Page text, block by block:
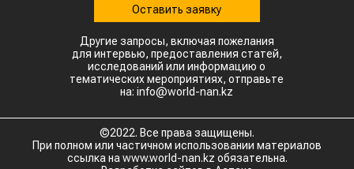
Оставить заявку
Другие запросы, включая пожелания
для интервью, предоставления статей,
исследований или информацию о
тематических мероприятиях, отправьте
на: info@world-nan.kz
©2022. Все права защищены.
При полном или частичном использовании материалов
ссылка на www.world-nan.kz обязательна.